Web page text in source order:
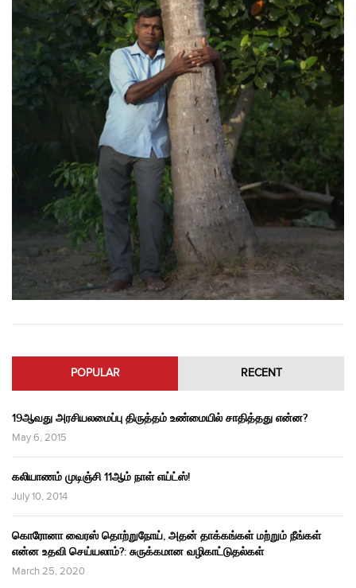
POPULAR RECENT
19ஆவது அரசியலமைப்பு திருத்தம் உண்மையில் சாதித்தது என்ன?
May 6, 2015
கலியாணம் முடிஞ்சி 11ஆம் நாள் எய்ட்ஸ்!
July 10, 2014
கொரோனா வைரஸ் தொற்றுநோய், அதன் தாக்கங்கள் மற்றும் நீங்கள்
என்ன உதவி செய்யலாம்?: சுருக்கமான வழிகாட்டுதல்கள்
March 25, 2020